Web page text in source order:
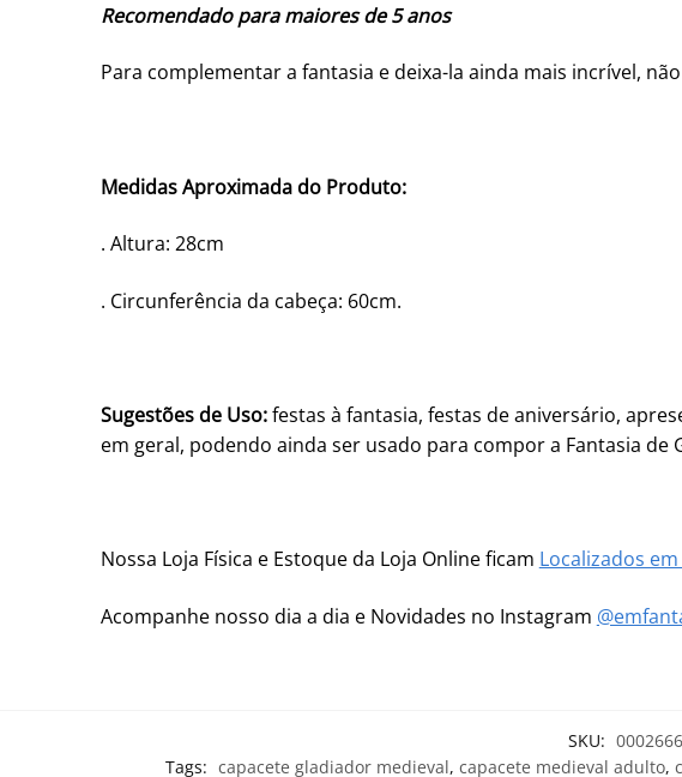
Recomendado para maiores de 5 anos
Para complementar a fantasia e deixa-la ainda mais incrível,
Medidas Aproximada do Produto:
. Altura: 28cm
. Circunferência da cabeça: 60cm.
Sugestões de Uso:festas à fantasia, festas de aniversário,
em geral, podendo ainda ser usado para compor a Fantasia de
Nossa Loja Física e Estoque da Loja Online ficam Localizados
Acompanhe nosso dia a dia e Novidades no Instagram
SKU: 0002666
Tags: capacete gladiador medieval, capacete medieval adulto,